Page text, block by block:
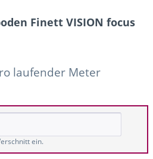
Finett VISION focus
laufender Meter
ein.